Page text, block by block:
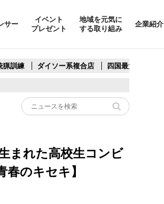
サー
イベント
プレゼント
地域を元気に
する取り組み
企業紹介
猟訓練 ダイソー系複合店 四国最大スリコ
まれた高校生コンビ
のキセキ】